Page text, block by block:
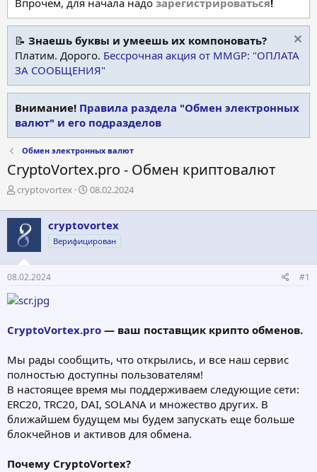
📝 Знаешь буквы и умеешь их компоновать?
Платим. Дорого. Бессрочная акция от MMGP: "ОПЛАТА
ЗА СООБЩЕНИЯ"
Внимание! Правила раздела "Обмен электронных
валют" и его подразделов
Обмен электронных валют
CryptoVortex.pro - Обмен криптовалют
А
т
о
р
т
е
м
cryptovortex
Д
т
а
н
ч
08.02.2024
cryptovortex
Верифицирован
08.02.2024 #1
CryptoVortex.pro — ваш поставщик крипто обменов.
Мы рады сообщить, что открылись, и все наш сервис
полностью доступны пользователям!
В настоящее время мы поддерживаем следующие сети:
ERC20, TRC20, DAI, SOLANA и множество других. В
ближайшем будущем мы будем запускать еще больше
блокчейнов и активов для обмена.
Почему CryptoVortex?